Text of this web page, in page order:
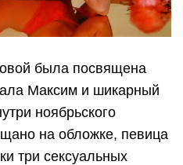
была посвящена
Максим и шикарный
ноябрьского
на обложке, певица
три сексуальных